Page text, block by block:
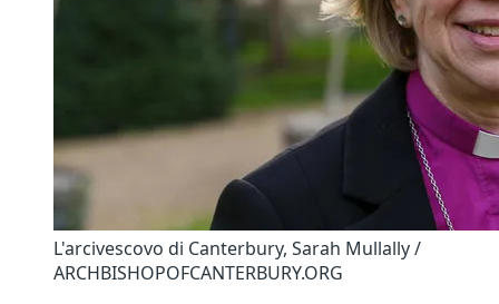
L'arcivescovo di Canterbury, Sarah Mullally /
ARCHBISHOPOFCANTERBURY.ORG